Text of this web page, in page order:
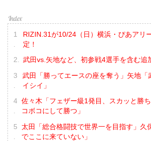
RIZIN.31が10/24（日）横浜・ぴあアリ
定！
武田vs.矢地など、初参戦4選手を含む追
武田「勝ってエースの座を奪う」矢地「
イシイ」
佐々木「フェザー級1発目、スカッと勝
コボコにして勝つ」
太田「総合格闘技で世界一を目指す」久
でここに来ていない」